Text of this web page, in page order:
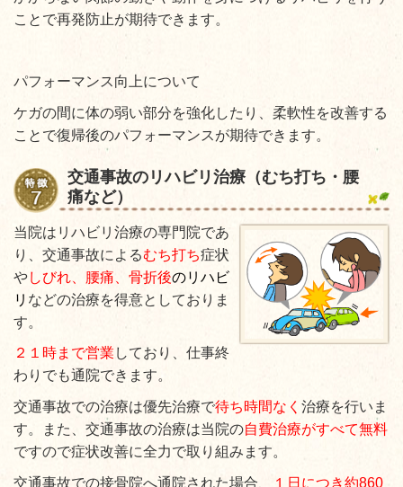
ことで再発防止が期待できます。
パフォーマンス向上について
ケガの間に体の弱い部分を強化したり、柔軟性を改善する
ことで復帰後のパフォーマンスが期待できます。
交通事故のリハビリ治療（むち打ち・腰
痛など）
当院はリハビリ治療の専門院であ
り、交通事故によるむち打ち症状
やしびれ、腰痛、骨折後のリハビ
リ などの治療を得意としておりま
す。
２１時まで営業 しており、仕事終
わりでも通院できます。
交通事故での治療は優先治療で待ち時間なく 治療を行いま
す。また、交通事故の治療は当院の自費治療がすべて無料
ですので症状改善に全力で取り組みます。
交通事故での接骨院へ通院された場合、
１日につき約860